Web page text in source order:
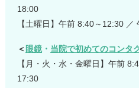
18:00
【土曜日】午前 8:40～12:30
＜ 眼鏡・ 当院で初めてのコンタ
【月・火・水・金曜日】午前
17:30